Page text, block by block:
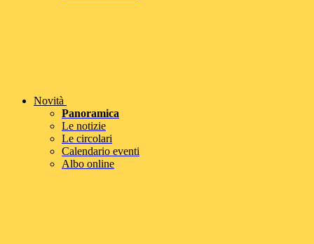
Novità
Panoramica
Le notizie
Le circolari
Calendario eventi
Albo online